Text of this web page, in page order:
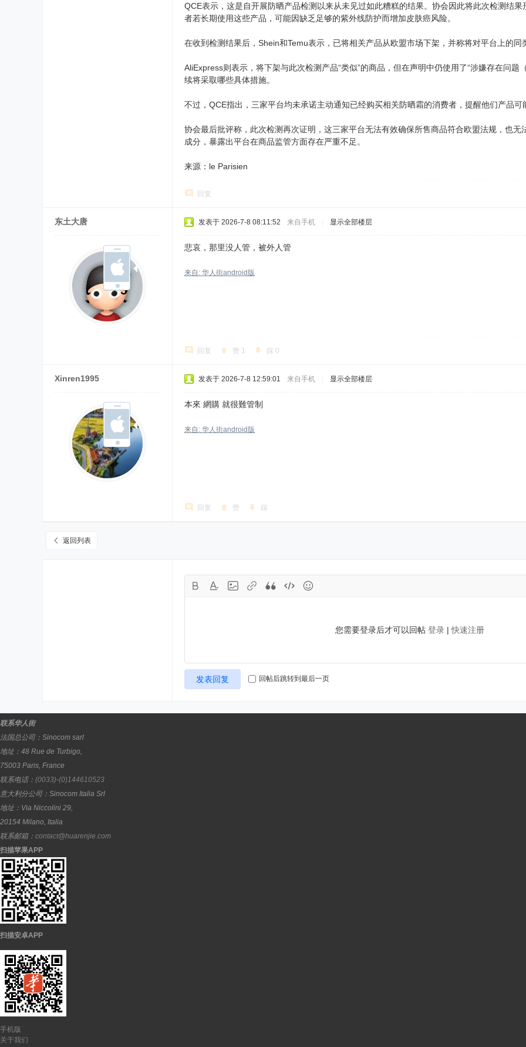
QCE表示，这是自开展防晒产品检测以来从未见过如此糟糕的结果。协会因此将此次检测结
者若长期使用这些产品，可能因缺乏足够的紫外线防护而增加皮肤癌风险。
在收到检测结果后，Shein和Temu表示，已将相关产品从欧盟市场下架，并称将对平台上的同
AliExpress则表示，将下架与此次检测产品“类似”的商品，但在声明中仍使用了“涉嫌存在问
续将采取哪些具体措施。
不过，QCE指出，三家平台均未承诺主动通知已经购买相关防晒霜的消费者，提醒他们产品可
协会最后批评称，此次检测再次证明，这三家平台无法有效确保所售商品符合欧盟法规，也
成分，暴露出平台在商品监管方面存在严重不足。
来源：le Parisien
回复
东土大唐 发表于 2026-7-8 08:11:52 来自手机 显示全部楼层
悲哀，那里没人管，被外人管
来自: 华人街android版
回复 赞 1 踩 0
Xinren1995 发表于 2026-7-8 12:59:01 来自手机 显示全部楼层
本來 網購 就很難管制
来自: 华人街android版
回复 赞 踩
返回列表
您需要登录后才可以回帖 登录|快速注册
发表回复 回帖后跳转到最后一页
联系华人街
法国总公司： Sinocom sarl
地址： 48 Rue de Turbigo,
75003 Paris, France
联系电话： (0033)-(0)144610523
意大利分公司： Sinocom Italia Srl
地址： Via Niccolini 29,
20154 Milano, Italia
联系邮箱： contact@huarenjie.com
扫描苹果APP
扫描安卓APP
手机版
关于我们